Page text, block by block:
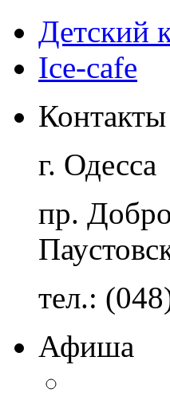
Детский
Ice-cafe
Контакты
г. Одесса
пр.
тел.:
Афиша